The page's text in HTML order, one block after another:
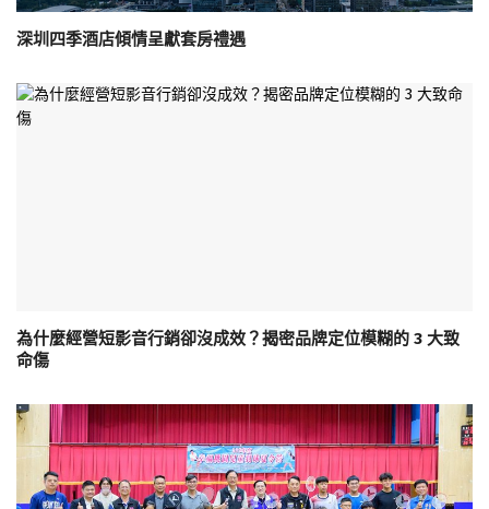
深圳四季酒店傾情呈獻套房禮遇
為什麼經營短影音行銷卻沒成效？揭密品牌定位模糊的 3 大致
命傷